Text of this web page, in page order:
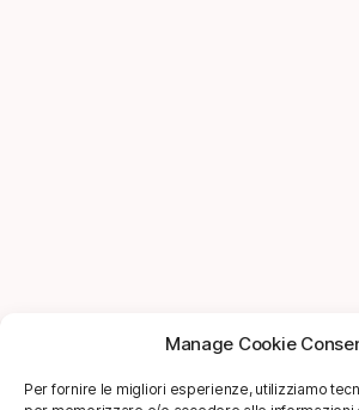
Manage Cookie
Per fornire le migliori esperienze, utilizziamo